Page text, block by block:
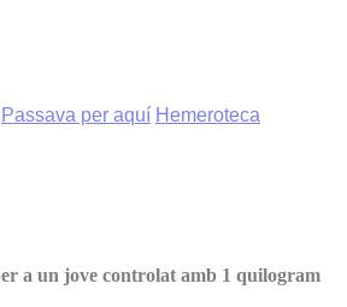
Passava per aquí Hemeroteca
a un jove controlat amb 1 quilogram